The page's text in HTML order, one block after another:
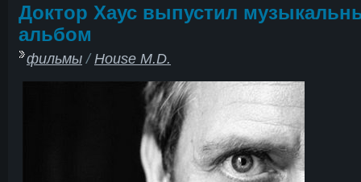
Доктор Хаус выпустил
альбом
фильмы/House M.D.